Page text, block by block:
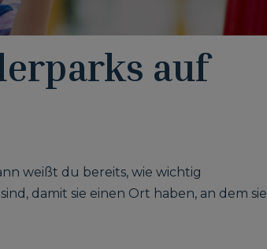
auf
weißt du bereits, wie wichtig
damit sie einen Ort haben, an dem sie